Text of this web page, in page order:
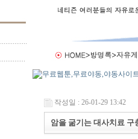
작성일 : 26-01-29 13:42
암을 굶기는 대사치료 구